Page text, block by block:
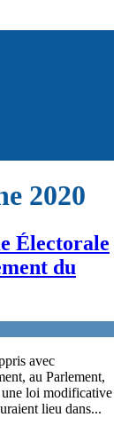
2020
Électorale
du
avec
au Parlement,
une loi modificative
lieu dans...